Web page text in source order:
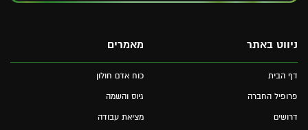
ניווט באתר
דף הבית
פרופיל החברה
דרושים
מאמרים
כוח אדם חולון
גיוס והשמה
מציאת עבודה